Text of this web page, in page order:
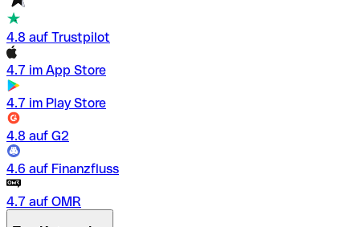
4.8 auf Trustpilot
4.7 im App Store
4.7 im Play Store
4.8 auf G2
4.6 auf Finanzfluss
4.7 auf OMR